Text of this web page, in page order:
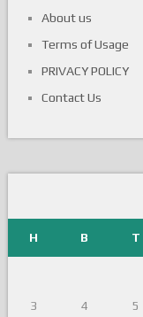
About us
Terms of Usage
PRIVACY POLICY
Contact Us
H B T
3 4 5